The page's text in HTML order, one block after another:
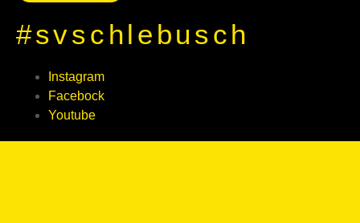
#svschlebusch
Instagram
Facebock
Youtube